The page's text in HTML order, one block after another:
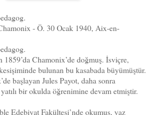
- Ö. 30 Ocak 1940, Aix-en-
1859’da Chamonix’de doğmuş. İsviçre,
bulunan bu kasabada büyümüştür.
başlayan Jules Payot, daha sonra
bir okulda öğrenimine devam etmiştir.
Edebiyat Fakültesi’nde okumuş, yaz